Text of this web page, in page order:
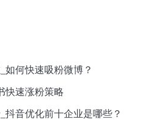
如何快速吸粉微博？
快速涨粉策略
抖音优化前十企业是哪些？